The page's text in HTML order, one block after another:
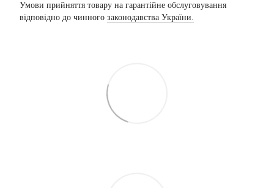
Умови прийняття товару на гарантійне обслуговування
відповідно до чинного законодавства України.